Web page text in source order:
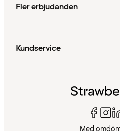
Fler erbjudanden
Kundservice
Med